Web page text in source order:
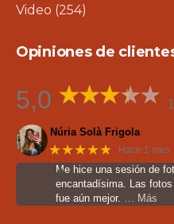
Video (254)
Opiniones de
5,0
Núria Solà Frigola
★★★★★ Hace 1 mes
Me hice una sesión de
encantadísima. Las
fue aún mejor. … Más